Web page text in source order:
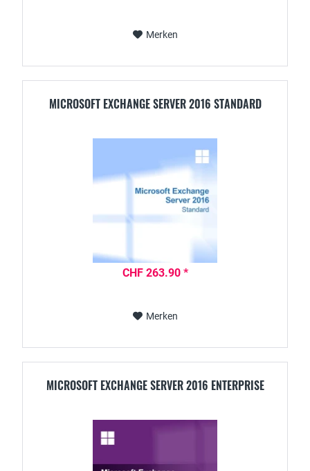
Merken
MICROSOFT EXCHANGE SERVER 2016 STANDARD
CHF 263.90 *
Merken
MICROSOFT EXCHANGE SERVER 2016 ENTERPRISE